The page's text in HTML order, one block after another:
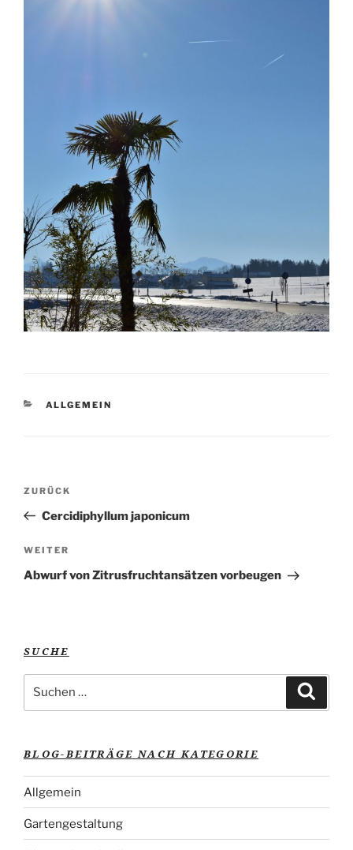
KATEGORIEN
ALLGEMEIN
Beitragsnavigation
Vorheriger
Beitrag
ZURÜCK
Cercidiphyllum japonicum
Nächster
Beitrag
WEITER
Abwurf von Zitrusfruchtansätzen vorbeugen
SUCHE
nach:
BLOG-BEITRÄGE NACH KATEGORIE
Allgemein
Gartengestaltung